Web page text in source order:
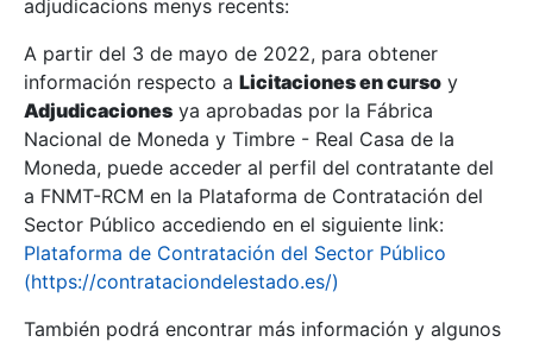
Mostra/Amaga
Mostra/Amaga
adjudicacions menys recents:
A partir del 3 de mayo de 2022, para obtener
información respecto a Licitaciones en curso y
Adjudicaciones ya aprobadas por la Fábrica
Nacional de Moneda y Timbre - Real Casa de la
Moneda, puede acceder al perfil del contratante del
a FNMT-RCM en la Plataforma de Contratación del
Sector Público accediendo en el siguiente link:
Plataforma de Contratación del Sector Público
(https://contrataciondelestado.es/)
También podrá encontrar más información y algunos